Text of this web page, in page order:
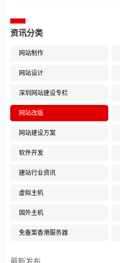
资讯分类
网站制作
网站设计
深圳网站建设专栏
网站改版
网站建设方案
软件开发
建站行业资讯
虚拟主机
国外主机
免备案香港服务器
最新发布